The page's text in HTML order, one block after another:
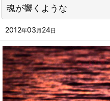
魂が響くような
2012年03 月 24日